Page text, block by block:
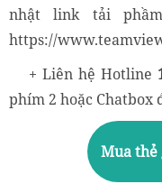
nhật link tải
https://
+ Liên hệ Hotline
phím 2 hoặc Chatbox
Mua